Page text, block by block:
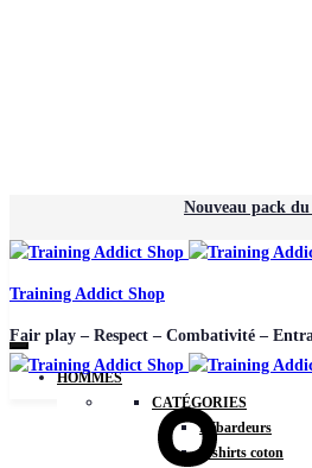
Nouveau pack
Training Addict Shop
Fair play – Respect – Combativité –
HOMMES
CATÉGORIES
Débardeurs
T-shirts coton